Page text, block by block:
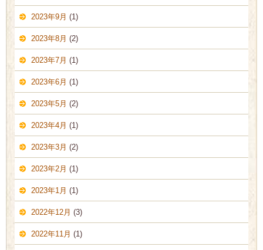
2023年9月 (1)
2023年8月 (2)
2023年7月 (1)
2023年6月 (1)
2023年5月 (2)
2023年4月 (1)
2023年3月 (2)
2023年2月 (1)
2023年1月 (1)
2022年12月 (3)
2022年11月 (1)